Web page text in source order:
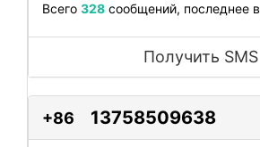
Всего 328 сообщений, последнее в
Получить SMS
+86 13758509638